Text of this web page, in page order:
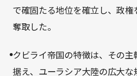
で確固たる地位を確立し、政権
奪取した。
クビライ帝国の特徴は、その主
据え、ユーラシア大陸の広大な